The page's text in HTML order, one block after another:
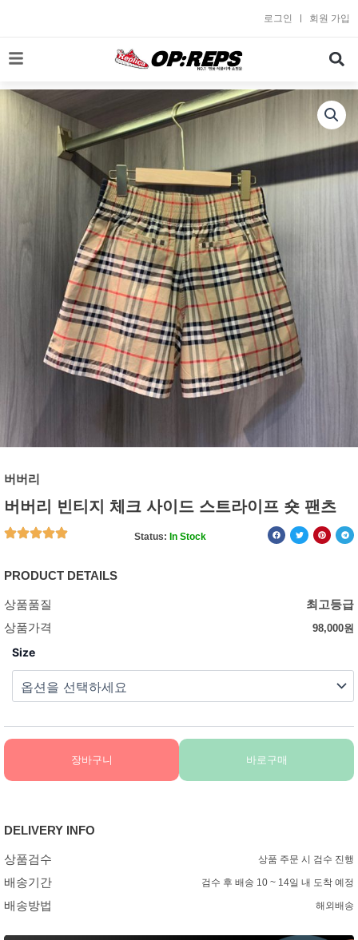
로
로그인 회원 가입
버버리
버버리 빈티지 체크 사이드 스트라이프 숏 팬츠
Status: In Stock
PRODUCT DETAILS
상품품질
최고등급
상품가격
98,000원
Size
장바구니 바로구매
DELIVERY INFO
상품검수 상품 주문 시 검수 진행
배송기간 검수 후 배송 10 ~ 14일 내 도착 예정
배송방법 해외배송